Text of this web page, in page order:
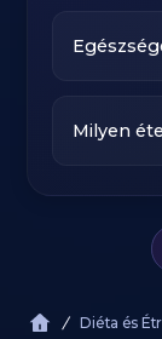
Milyen
Diéta és